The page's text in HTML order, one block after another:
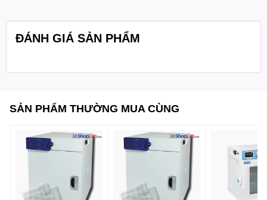
năng:
- Thiết kế công thái học Màn hình LCD LCD cảm ứng
toàn màn hình 4 inch (Bộ điều khiển Smart-LabTM)
- Thiết kế thân máy mới nhỏ gọn
- Cài đặt chương trình biến đổi cho nhiều mẫu có
nhiều phân đoạn
- Dữ liệu đã ghi có thể được chuyển sang PC bằng
bộ nhớ USB
ĐÁNH GIÁ SẢN PHẨM
SẢN PHẨM THƯỜNG MUA CÙNG